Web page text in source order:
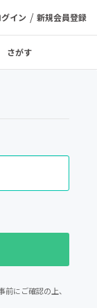
グイン / 新規会員登録
さがす
にご確認の上、